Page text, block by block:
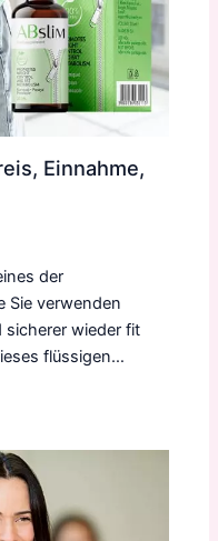
Einnahme,
der
Sie verwenden
sicherer wieder fit
flüssigen…